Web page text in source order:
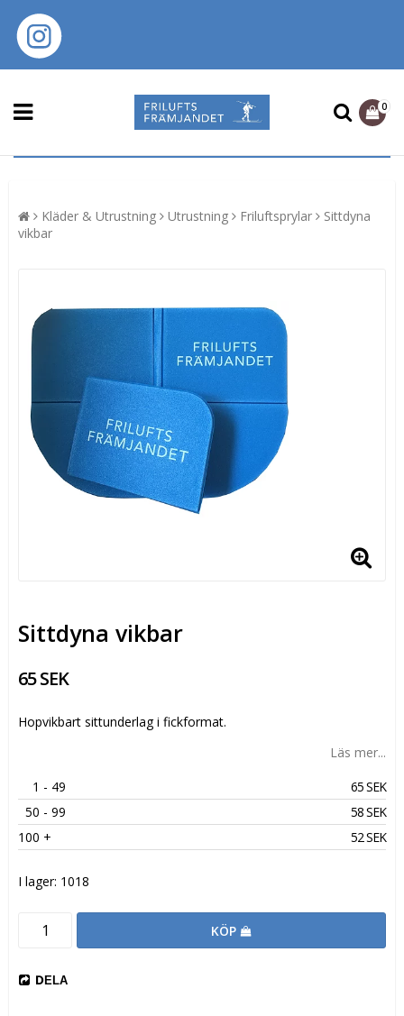
0
Kläder & Utrustning Utrustning Friluftsprylar
Sittdyna
vikbar
Sittdyna vikbar
65 SEK
Hopvikbart sittunderlag i fickformat.
Läs mer...
1 - 49
65 SEK
50 - 99
58 SEK
100 + 52 SEK
I lager: 1018
KÖP
DELA